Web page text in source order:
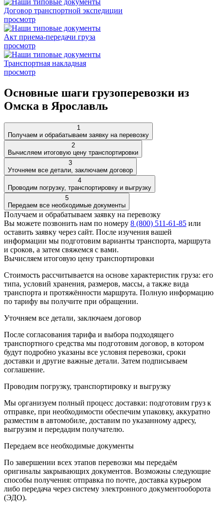
Договор транспортной экспедиции
просмотр
Акт приема-передачи груза
просмотр
Транспортная накладная
просмотр
Основные шаги грузоперевозки из
Омска в Ярославль
1
Получаем и обрабатываем заявку на перевозку
2
Вычисляем итоговую цену транспортировки
3
Уточняем все детали, заключаем договор
4
Проводим погрузку, транспортировку и выгрузку
5
Передаем все необходимые документы
Получаем и обрабатываем заявку на перевозку
Вы можете позвонить нам по номеру 8 (800) 511-61-85 или
оставить заявку через сайт. После изучения вашей
информации мы подготовим варианты транспорта, маршрута
и сроков, а затем свяжемся с вами.
Вычисляем итоговую цену транспортировки
Стоимость рассчитывается на основе характеристик груза: его
типа, условий хранения, размеров, массы, а также вида
транспорта и протяжённости маршрута. Полную информацию
по тарифу вы получите при обращении.
Уточняем все детали, заключаем договор
После согласования тарифа и выбора подходящего
транспортного средства мы подготовим договор, в котором
будут подробно указаны все условия перевозки, сроки
доставки и другие важные детали. Затем подписываем
соглашение.
Проводим погрузку, транспортировку и выгрузку
Мы организуем полный процесс доставки: подготовим груз к
отправке, при необходимости обеспечим упаковку, аккуратно
разместим в автомобиле, доставим по указанному адресу,
выгрузим и передадим получателю.
Передаем все необходимые документы
По завершении всех этапов перевозки мы передаём
оригиналы закрывающих документов. Возможны следующие
способы получения: отправка по почте, доставка курьером
либо передача через систему электронного документооборота
(ЭДО).